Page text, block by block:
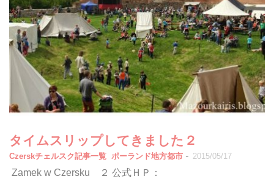
タイムスリップしてきました２
Czerskチェルスク記事一覧 ポーランド地方都市 - 2015/05/17
Zamek w Czersku ２ 公式ＨＰ：